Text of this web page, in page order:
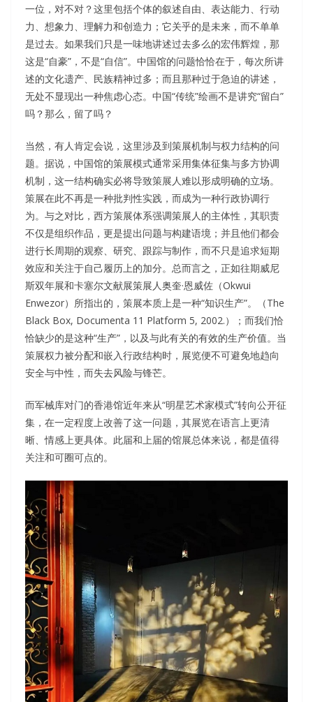
一位，对不对？这里包括个体的叙述自由、表达能力、行动
力、想象力、理解力和创造力；它关乎的是未来，而不单单
是过去。如果我们只是一味地讲述过去多么的宏伟辉煌，那
这是“自豪”，不是“自信”。中国馆的问题恰恰在于，每次所讲
述的文化遗产、民族精神过多；而且那种过于急迫的讲述，
无处不显现出一种焦虑心态。中国“传统”绘画不是讲究“留白”
吗？那么，留了吗？
当然，有人肯定会说，这里涉及到策展机制与权力结构的问
题。据说，中国馆的策展模式通常采用集体征集与多方协调
机制，这一结构确实必将导致策展人难以形成明确的立场。
策展在此不再是一种批判性实践，而成为一种行政协调行
为。与之对比，西方策展体系强调策展人的主体性，其职责
不仅是组织作品，更是提出问题与构建语境；并且他们都会
进行长周期的观察、研究、跟踪与制作，而不只是追求短期
效应和关注于自己履历上的加分。总而言之，正如往期威尼
斯双年展和卡塞尔文献展策展人奥奎·恩威佐（Okwui
Enwezor）所指出的，策展本质上是一种“知识生产”。（The
Black Box, Documenta 11 Platform 5, 2002.）；而我们恰
恰缺少的是这种“生产”，以及与此有关的有效的生产价值。当
策展权力被分配和嵌入行政结构时，展览便不可避免地趋向
安全与中性，而失去风险与锋芒。
而军械库对门的香港馆近年来从“明星艺术家模式”转向公开征
集，在一定程度上改善了这一问题，其展览在语言上更清
晰、情感上更具体。此届和上届的馆展总体来说，都是值得
关注和可圈可点的。